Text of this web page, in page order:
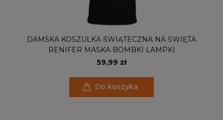
DAMSKA KOSZULKA ŚWIĄTECZNA NA ŚWIĘTA
RENIFER MASKA BOMBKI LAMPKI
59,99 zł
Do koszyka